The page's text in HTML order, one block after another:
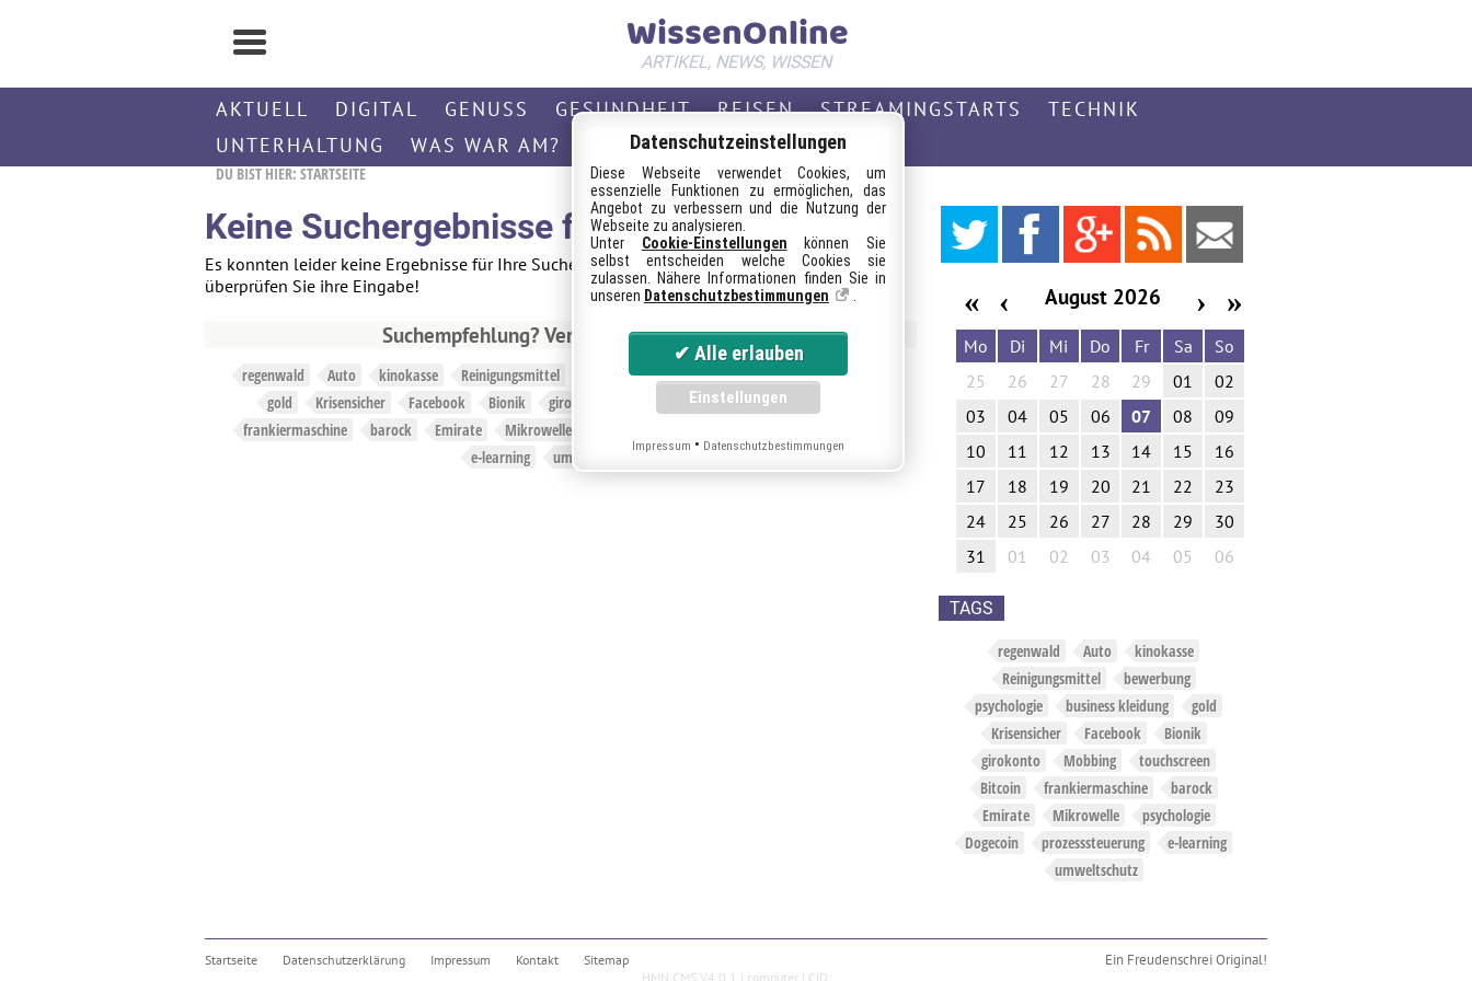
WissenOnline
ARTIKEL, NEWS, WISSEN
AKTUELL DIGITAL GENUSS GESUNDHEIT REISEN STREAMINGSTARTS
TECHNIK
UNTERHALTUNG
WAS WAR AM? WISSEN
DU BIST HIER:STARTSEITE
Keine Suchergebnisse für "barock"
Es konnten leider keine Ergebnisse für Ihre Suche nach "barock" gefunden werden. Bitte
überprüfen Sie ihre Eingabe!
Suchempfehlung? Versuche unsere Tags:
regenwald Auto kinokasse Reinigungsmittel bewerbung psychologie
business kleidung
gold
Krisensicher Facebook Bionik girokonto touchscreen
frankiermaschine
barock Emirate Mikrowelle
e-learning
umweltschutz
72 51 17 Feed Mail
« ‹ August 2026 »
›
Mo Di Mi Do Fr Sa
So
25
26 27 28 29 01
02
03
04 05 06 07 08
09
10
11 12 13 14 15
16
17
18 19 20 21 22
23
24
25 26 27 28 29
30
31
01 02 03 04 05 06
TAGS
regenwald Auto
kinokasse
Reinigungsmittel
bewerbung
psychologie
business kleidung
gold
Krisensicher
Facebook
Bionik
girokonto
Mobbing
touchscreen
Bitcoin
frankiermaschine
barock
Emirate
Mikrowelle
psychologie
Dogecoin
prozesssteuerung
e-learning
umweltschutz
Startseite Datenschutzerklärung Impressum Kontakt Sitemap Ein FreudenschreiOriginal!
HMN CMS V4.0.1 | computer | CID:
Datenschutzeinstellungen
Diese Webseite verwendet Cookies, um
essenzielle Funktionen zu ermöglichen, das
Angebot zu verbessern und die Nutzung der
Webseite zu analysieren.
Unter Cookie-Einstellungen können Sie
selbst entscheiden welche Cookies sie
zulassen. Nähere Informationen finden Sie in
unseren Datenschutzbestimmungen .
Impressum • Datenschutzbestimmungen